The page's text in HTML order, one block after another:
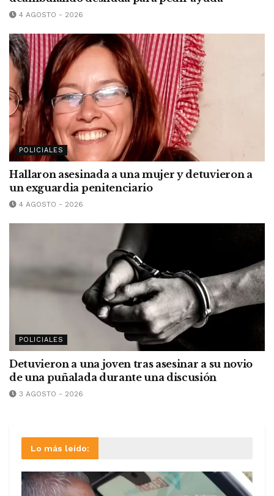
4 AGOSTO - 2026
POLICIALES
Hallaron asesinada a una mujer y detuvieron a
un exguardia penitenciario
4 AGOSTO - 2026
POLICIALES
Detuvieron a una joven tras asesinar a su novio
de una puñalada durante una discusión
3 AGOSTO - 2026
Lo más leído: